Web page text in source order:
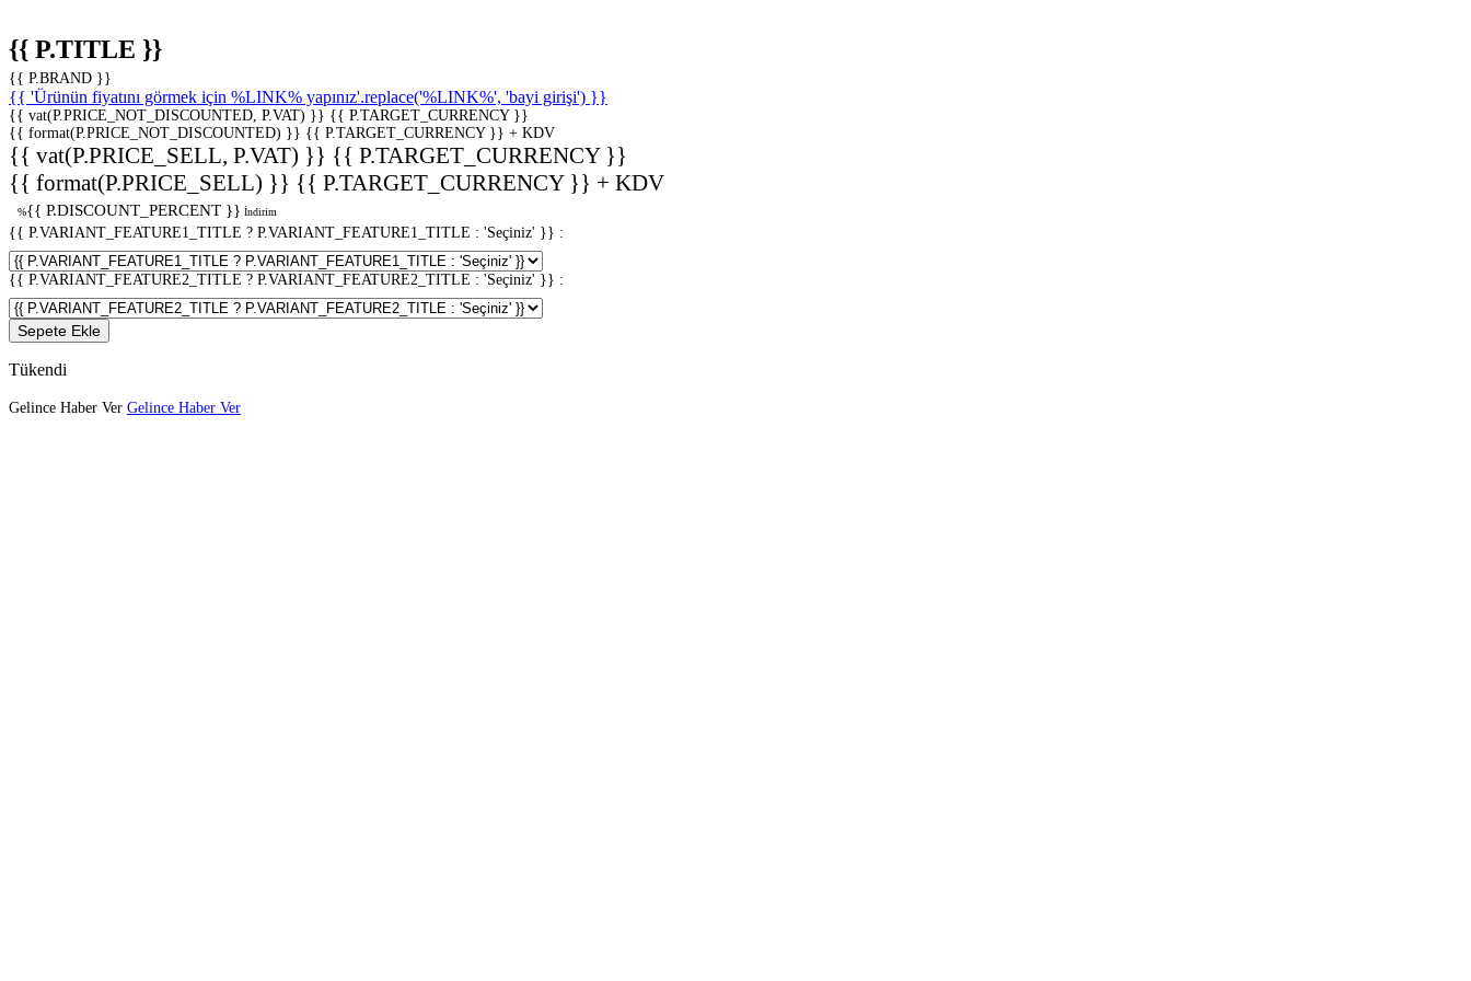
{{ P.TITLE }}
{{ P.BRAND }}
{{ 'Ürünün fiyatını görmek için %LINK% yapınız'.replace('%LINK%', 'bayi girişi') }}
{{ vat(P.PRICE_NOT_DISCOUNTED, P.VAT) }} {{ P.TARGET_CURRENCY }}
{{ format(P.PRICE_NOT_DISCOUNTED) }} {{ P.TARGET_CURRENCY }} + KDV
{{ vat(P.PRICE_SELL, P.VAT) }} {{ P.TARGET_CURRENCY }}
{{ format(P.PRICE_SELL) }} {{ P.TARGET_CURRENCY }} + KDV
%{{ P.DISCOUNT_PERCENT }} İndirim
{{ P.VARIANT_FEATURE1_TITLE ? P.VARIANT_FEATURE1_TITLE : 'Seçiniz' }} :
{{ P.VARIANT_FEATURE2_TITLE ? P.VARIANT_FEATURE2_TITLE : 'Seçiniz' }} :
Sepete Ekle
Tükendi
Gelince Haber Ver Gelince Haber Ver